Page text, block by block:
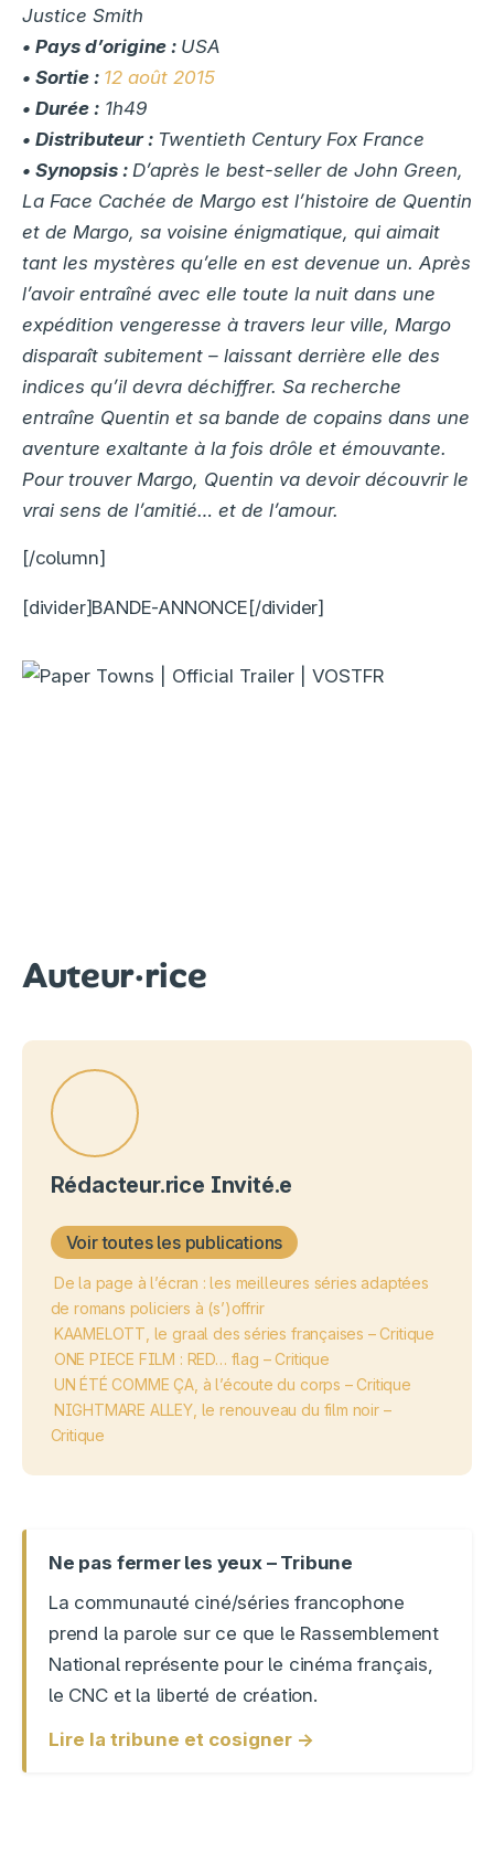
Justice Smith
• Pays d’origine : USA
• Sortie : 12 août 2015
• Durée : 1h49
• Distributeur : Twentieth Century Fox France
• Synopsis : D’après le best-seller de John Green,
La Face Cachée de Margo est l’histoire de Quentin
et de Margo, sa voisine énigmatique, qui aimait
tant les mystères qu’elle en est devenue un. Après
l’avoir entraîné avec elle toute la nuit dans une
expédition vengeresse à travers leur ville, Margo
disparaît subitement – laissant derrière elle des
indices qu’il devra déchiffrer. Sa recherche
entraîne Quentin et sa bande de copains dans une
aventure exaltante à la fois drôle et émouvante.
Pour trouver Margo, Quentin va devoir découvrir le
vrai sens de l’amitié… et de l’amour.
[/column]
[divider]BANDE-ANNONCE[/divider]
Auteur·rice
Rédacteur.rice Invité.e
Voir toutes les publications
De la page à l’écran : les meilleures séries adaptées
de romans policiers à (s’)offrir
KAAMELOTT, le graal des séries françaises – Critique
ONE PIECE FILM : RED… flag – Critique
UN ÉTÉ COMME ÇA, à l’écoute du corps – Critique
NIGHTMARE ALLEY, le renouveau du film noir –
Critique
Ne pas fermer les yeux – Tribune
La communauté ciné/séries francophone
prend la parole sur ce que le Rassemblement
National représente pour le cinéma français,
le CNC et la liberté de création.
Lire la tribune et cosigner →